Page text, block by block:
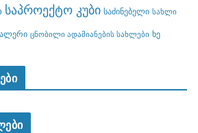
საპროექტო კუბი საძინებელი სახლი
ცნობილი ადამიანების სახლები ხე